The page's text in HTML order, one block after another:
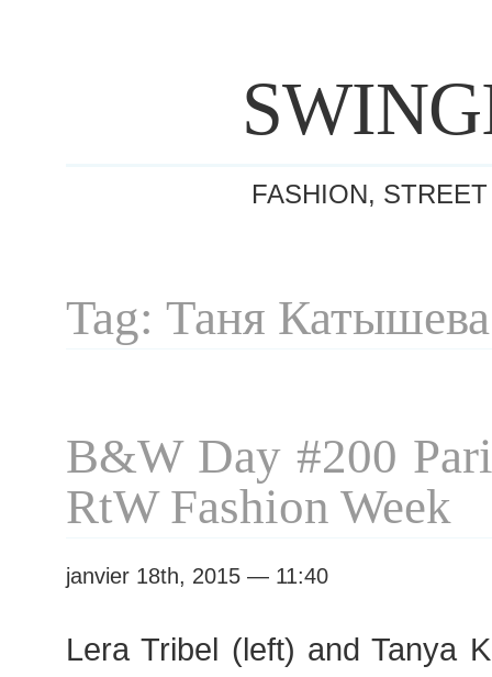
FASHION,
Tag: Таня Катышева
B&W Day #200
RtW Fashion Week
janvier 18th, 2015 — 11:40
Lera Tribel (left) and Tanya